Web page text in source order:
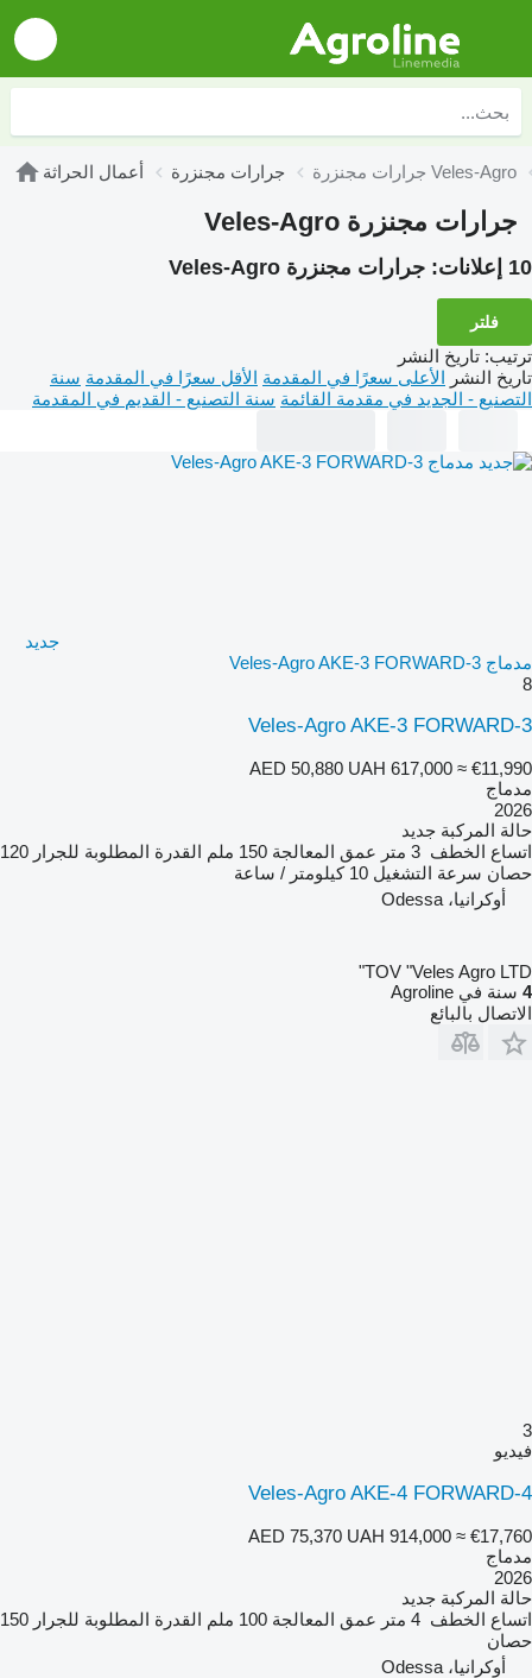
أعمال الحراثة جرارات مجنزرة جرارات مجنزرة Veles-Agro
جرارات مجنزرة Veles-Agro
10 إعلانات: جرارات مجنزرة Veles-Agro
فلتر
ترتيب: تاريخ النشر
تاريخ النشر الأعلى سعرًا في المقدمة الأقل سعرًا في المقدمة سنة
التصنيع - الجديد في مقدمة القائمة سنة التصنيع - القديم في المقدمة
جديد
مدماج Veles-Agro AKE-3 FORWARD-3
8
Veles-Agro AKE-3 FORWARD-3
AED 50,880 UAH 617,000 ≈ €11,990
مدماج
2026
حالة المركبة جديد
اتساع الخطف 3 متر عمق المعالجة 150 ملم القدرة المطلوبة للجرار 120
حصان سرعة التشغيل 10 كيلومتر / ساعة
أوكرانيا، Odessa
TOV "Veles Agro LTD"
4 سنة في Agroline
الاتصال بالبائع
3
فيديو
Veles-Agro AKE-4 FORWARD-4
AED 75,370 UAH 914,000 ≈ €17,760
مدماج
2026
حالة المركبة جديد
اتساع الخطف 4 متر عمق المعالجة 100 ملم القدرة المطلوبة للجرار 150
حصان
أوكرانيا، Odessa